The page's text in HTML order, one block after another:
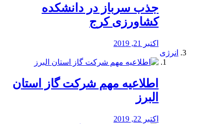
جذب سرباز در دانشکده
کشاورزی کرج
اکتبر 21, 2019
انرژی
️اطلاعیه مهم شرکت گاز استان
البرز
اکتبر 22, 2019